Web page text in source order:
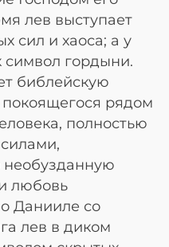
лев выступает
сил и хаоса; а у
символ гордыни.
библейскую
рядом
полностью
любовь
Данииле со
лев в диком